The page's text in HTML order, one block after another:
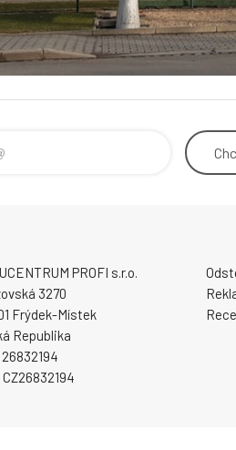
PROFI s.r.o.
3270
Frýdek-Místek
Republika